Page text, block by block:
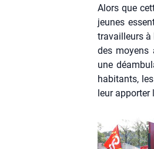
Alors que
jeunes
tra­vailleurs à
des moyens
une
habi­tants,
leur appor­ter